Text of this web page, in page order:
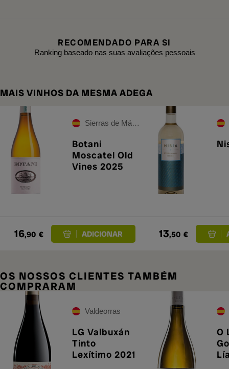
RECOMENDADO PARA SI
Ranking baseado nas suas avaliações pessoais
MAIS VINHOS DA MESMA ADEGA
Sierras de Málaga
Botani
Moscatel Old
Vines 2025
16,90 € 13,50 €
OS NOSSOS CLIENTES TAMBÉM
COMPRARAM
Valdeorras
LG Valbuxán
Tinto
Lexítimo 2021
O